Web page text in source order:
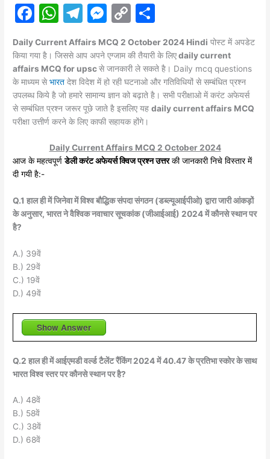
F
c
e
b
o
o
W
at
s
A
p
p
T
e
gr
a
m
M
s
s
e
n
g
er
C
p
y
Li
n
k
ar
e
Daily Current Affairs MCQ 2 October 2024 Hindi पोस्ट में अपडेट
किया गया है। जिससे आप अपने एग्जाम की तैयारी के लिएdaily current
affairs MCQ for upscसे जानकारी ले सकते है। Daily mcq questions
के माध्यम सेभारत देश विदेश में हो रही घटनाओ और गतिविधियों से सम्बंधित प्रश्न
उपलब्ध किये है जो हमारे सामान्य ज्ञान को बढ़ाते है। सभी परीक्षाओ में करंटअफेयर्स
से सम्बंधित प्रश्न जरूर पूछे जाते है इसलिए यहdaily current affairs MCQ
परीक्षा उत्तीर्ण करने के लिए काफी सहायक होंगे।
Daily Current Affairs MCQ 2 October 2024
आज के महत्वपूर्णडेली करंट अफेयर्स क्विज प्रश्न उत्तरकी जानकारी निचे विस्तार में
दी गयी है:-
Q.1 हाल ही में जिनेवा में विश्व बौद्धिक संपदा संगठन (डब्ल्यूआईपीओ) द्वारा जारी आंकड़ों
के अनुसार, भारत ने वैश्विक नवाचार सूचकांक (जीआईआई) 2024 में कौनसे स्थान पर
है?
A.) 39वें
B.) 29वें
C.) 19वें
D.) 49वें
Show Answer
Q.2 हाल ही में आईएमडी वर्ल्ड टैलेंट रैंकिंग 2024 में 40.47 के प्रतिभा स्कोर के साथ
भारत विश्व स्तर पर कौनसे स्थान पर है?
A.) 48वें
B.) 58वें
C.) 38वें
D.) 68वें